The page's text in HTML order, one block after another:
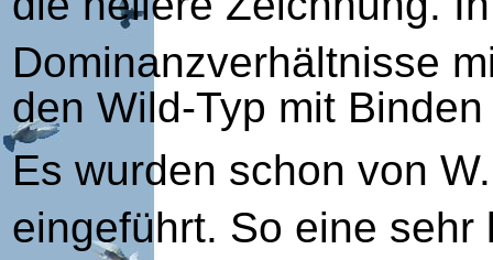
Dominanzverhältnisse
den Wild-Typ mit
Es wurden schon von
eingeführt. So eine sehr